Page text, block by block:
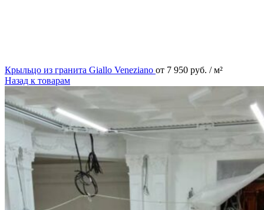
Крыльцо из гранита Giallo Veneziano от 7 950 руб. / м²
Назад к товарам